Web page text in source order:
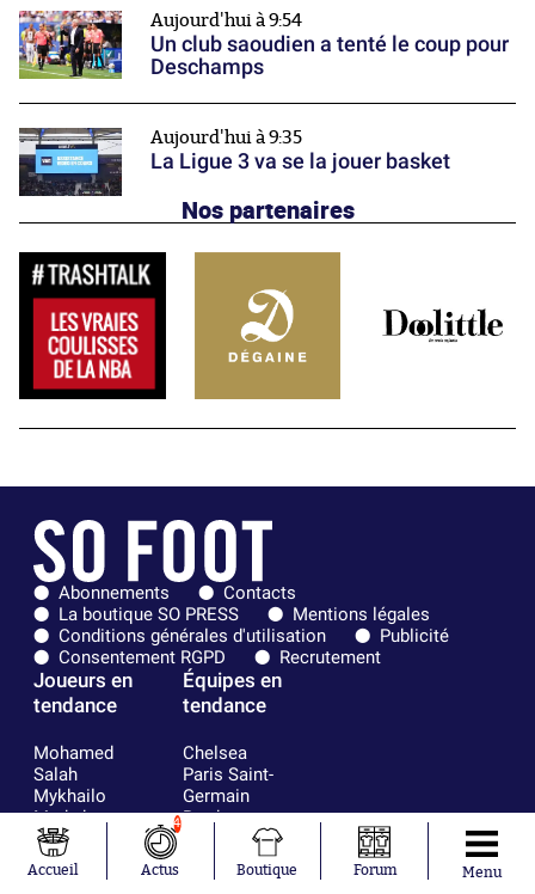
Aujourd'hui à 9:54
Un club saoudien a tenté le coup pour
Deschamps
Aujourd'hui à 9:35
La Ligue 3 va se la jouer basket
Nos partenaires
Abonnements
Contacts
La boutique SO PRESS
Mentions légales
Conditions générales d'utilisation
Publicité
Consentement RGPD
Recrutement
Joueurs en
tendance
Mohamed
Salah
Mykhailo
Mudryk
Neymar
Khalis Merah
Loïs Openda
Équipes en
tendance
Chelsea
Paris Saint-
Germain
Bordeaux
Olympique
lyonnais
FIFA
Accueil
4
Actus Boutique Forum Menu